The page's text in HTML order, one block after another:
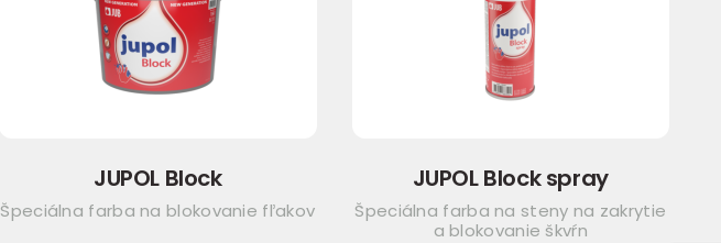
JUPOL Block
Špeciálna farba na blokovanie fľakov
JUPOL Block spray
Špeciálna farba na steny na zakrytie
a blokovanie škvŕn